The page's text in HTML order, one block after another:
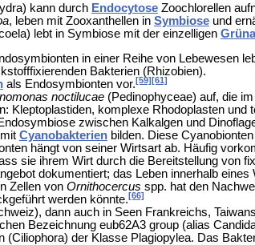
kann durch Endocytose Zoochlorellen
, leben mit Zooxanthellen in Symbioseund
lebt in Symbiose mit der einzelligen
in einer Reihe von Lebewesen
Bakterien (Rhizobien).
als Endosymbionten vor.[59][61]
noctilucae(Pedinophyceae) auf, die
Kleptoplastiden, komplexe Rhodoplasten und
zwischen Kalkalgen und
Cyanobakterienbilden. Diese
hängt von seiner Wirtsart ab. Häufig
sie ihrem Wirt durch die Bereitstellung von
dokumentiert; das Leben innerhalb
Zellen von Ornithocercus spp. hat den
werden könnte.[66]
dann auch in Seen Frankreichs,
Bezeichnung eub62A3 group(alias
(Ciliophora) der Klasse Plagiopylea. Das